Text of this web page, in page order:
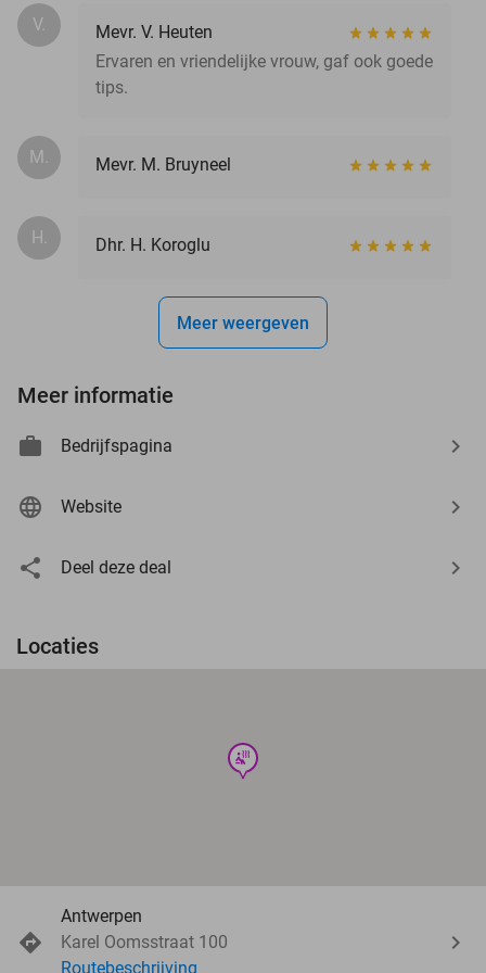
V.
Mevr. V. Heuten
Ervaren en vriendelijke vrouw, gaf ook goede
tips.
M. Mevr. M. Bruyneel
H. Dhr. H. Koroglu
Meer weergeven
Meer informatie
Bedrijfspagina
Website
Deel deze deal
Locaties
wellness
Antwerpen
Karel Oomsstraat 100
Routebeschrijving